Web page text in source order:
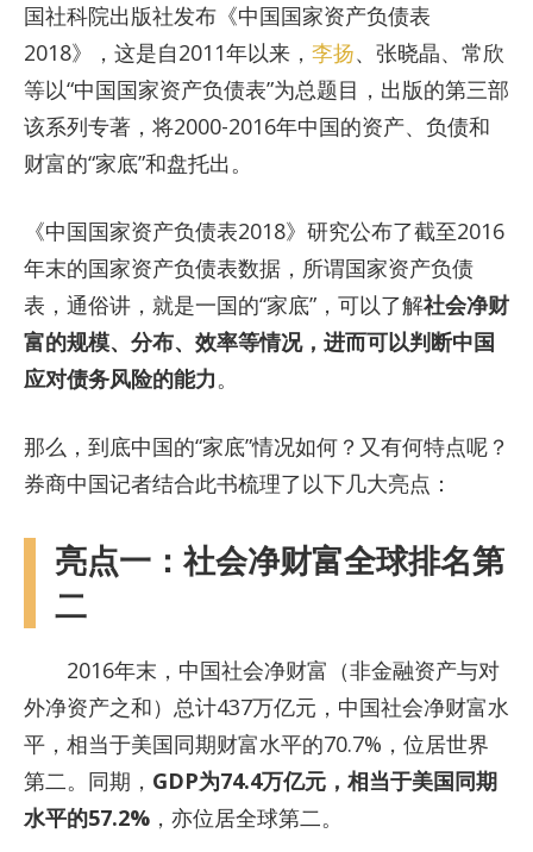
国社科院出版社发布《中国国家资产负债表
2018》，这是自2011年以来， 李扬、张晓晶、常欣
等以“中国国家资产负债表”为总题目，出版的第三部
该系列专著，将2000-2016年中国的资产、负债和
财富的“家底”和盘托出。
《中国国家资产负债表2018》研究公布了截至2016
年末的国家资产负债表数据，所谓国家资产负债
表，通俗讲，就是一国的“家底”，可以了解社会净财
富的规模、分布、效率等情况，进而可以判断中国
应对债务风险的能力。
那么，到底中国的“家底”情况如何？又有何特点呢？
券商中国记者结合此书梳理了以下几大亮点：
亮点一：社会净财富全球排名第
二
2016年末，中国社会净财富（非金融资产与对
外净资产之和）总计437万亿元，中国社会净财富水
平，相当于美国同期财富水平的70.7%，位居世界
第二。同期， GDP为74.4万亿元，相当于美国同期
水平的57.2% ，亦位居全球第二。